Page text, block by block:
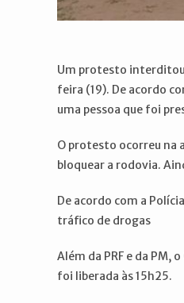
Um protesto interditou
feira (19). De acordo
uma pessoa que foi
O protesto ocorreu na
bloquear a rodovia.
De acordo com a
tráfico de drogas
Além da PRF e da PM,
foi liberada às 15h25.